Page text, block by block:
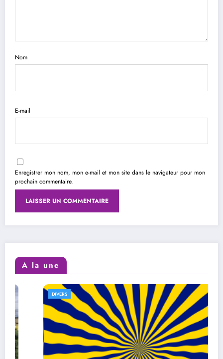
Nom
E-mail
Enregistrer mon nom, mon e-mail et mon site dans le navigateur pour mon
prochain commentaire.
A la une